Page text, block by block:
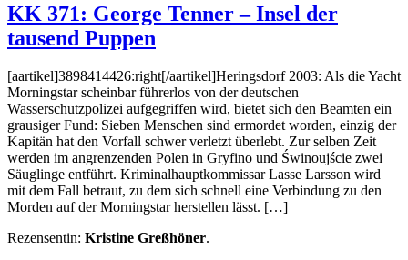
KK 371: George Tenner – Insel der
tausend Puppen
[aartikel]3898414426:right[/aartikel]Heringsdorf 2003: Als die Yacht
Morningstar scheinbar führerlos von der deutschen
Wasserschutzpolizei aufgegriffen wird, bietet sich den Beamten ein
grausiger Fund: Sieben Menschen sind ermordet worden, einzig der
Kapitän hat den Vorfall schwer verletzt überlebt. Zur selben Zeit
werden im angrenzenden Polen in Gryfino und Świnoujście zwei
Säuglinge entführt. Kriminalhauptkommissar Lasse Larsson wird
mit dem Fall betraut, zu dem sich schnell eine Verbindung zu den
Morden auf der Morningstar herstellen lässt. […]
Rezensentin: Kristine Greßhöner.